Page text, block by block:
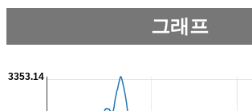
그래프
3353.14